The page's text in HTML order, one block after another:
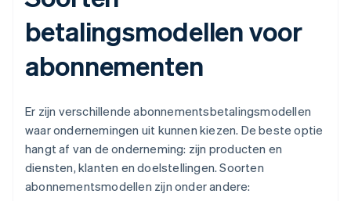
betalingsmodellen voor
abonnementen
Er zijn verschillende abonnementsbetalingsmodellen
waar ondernemingen uit kunnen kiezen. De beste optie
hangt af van de onderneming: zijn producten en
diensten, klanten en doelstellingen. Soorten
abonnementsmodellen zijn onder andere: